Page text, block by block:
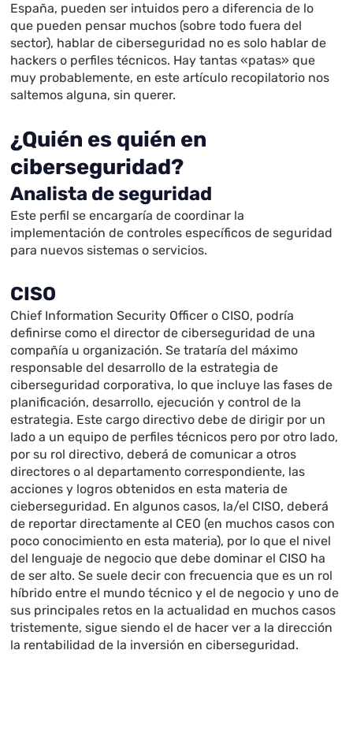
España, pueden ser intuidos pero a diferencia de lo
que pueden pensar muchos (sobre todo fuera del
sector), hablar de ciberseguridad no es solo hablar de
hackers o perfiles técnicos. Hay tantas «patas» que
muy probablemente, en este artículo recopilatorio nos
saltemos alguna, sin querer.
¿Quién es quién en
ciberseguridad?
Analista de seguridad
Este perfil se encargaría de coordinar la
implementación de controles específicos de seguridad
para nuevos sistemas o servicios.
CISO
Chief Information Security Officer o CISO, podría
definirse como el director de ciberseguridad de una
compañía u organización. Se trataría del máximo
responsable del desarrollo de la estrategia de
ciberseguridad corporativa, lo que incluye las fases de
planificación, desarrollo, ejecución y control de la
estrategia. Este cargo directivo debe de dirigir por un
lado a un equipo de perfiles técnicos pero por otro lado,
por su rol directivo, deberá de comunicar a otros
directores o al departamento correspondiente, las
acciones y logros obtenidos en esta materia de
cieberseguridad. En algunos casos, la/el CISO, deberá
de reportar directamente al CEO (en muchos casos con
poco conocimiento en esta materia), por lo que el nivel
del lenguaje de negocio que debe dominar el CISO ha
de ser alto. Se suele decir con frecuencia que es un rol
híbrido entre el mundo técnico y el de negocio y uno de
sus principales retos en la actualidad en muchos casos
tristemente, sigue siendo el de hacer ver a la dirección
la rentabilidad de la inversión en ciberseguridad.